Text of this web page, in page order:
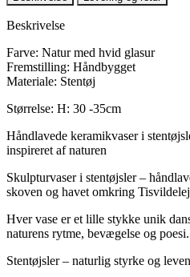
Beskrivelse
Farve: Natur med hvid glasur
Fremstilling: Håndbygget
Materiale: Stentøj
Størrelse: H: 30 -35cm
Håndlavede keramikvaser i
inspireret af naturen
Skulpturvaser i stentøjsler –
skoven og havet omkring
Hver vase er et lille stykke unik
naturens rytme, bevægelse og poesi.
Stentøjsler – naturlig styrke og